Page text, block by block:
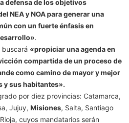
defensa de los objetivos
NEA y NOA para generar una
con un fuerte énfasis en
.
buscará «propiciar una agenda en
compartida de un proceso de
como camino de mayor y mejor
y sus habitantes».
por diez provincias: Catamarca,
Jujuy, Misiones, Salta, Santiago
cuyos mandatarios serán